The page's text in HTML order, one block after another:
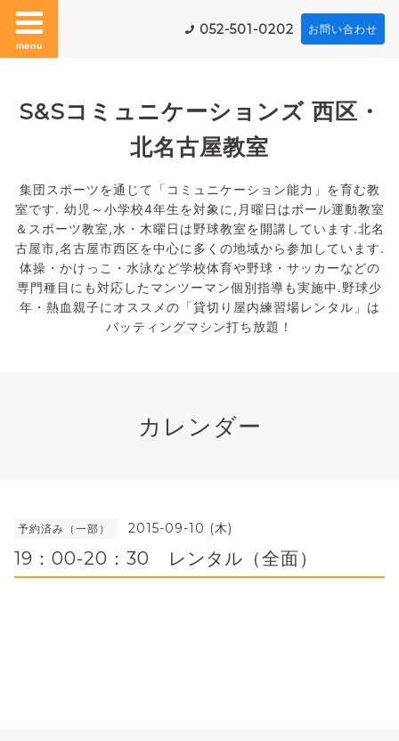
menu
052-501-0202 お問い合わせ
S&Sコミュニケーションズ 西区・
北名古屋教室
集団スポーツを通じて「コミュニケーション能力」を育む教
室です. 幼児～小学校4年生を対象に,月曜日はボール運動教室
＆スポーツ教室,水・木曜日は野球教室を開講しています.北名
古屋市,名古屋市西区を中心に多くの地域から参加しています.
体操・かけっこ・水泳など学校体育や野球・サッカーなどの
専門種目にも対応したマンツーマン個別指導も実施中.野球少
年・熱血親子にオススメの「貸切り屋内練習場レンタル」は
バッティングマシン打ち放題！
カレンダー
予約済み（一部） 2015-09-10 (木)
19：00-20：30 レンタル（全面）